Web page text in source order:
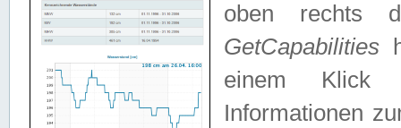
oben rechts
GetCapabilities
einem Klick
Informationen